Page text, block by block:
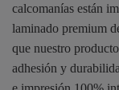
calcomanías están
laminado premium
que nuestro
adhesión y